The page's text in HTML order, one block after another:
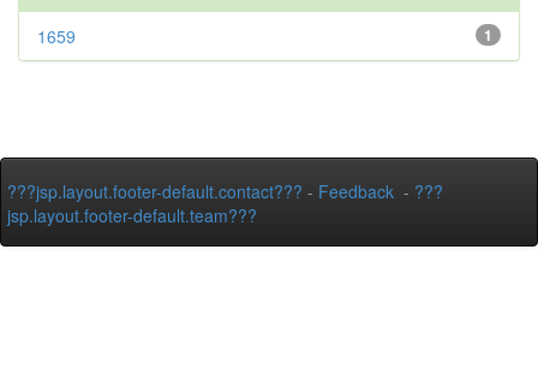
1
1659
???jsp.layout.footer-default.contact??? - Feedback - ???
jsp.layout.footer-default.team???